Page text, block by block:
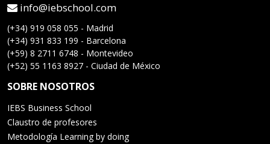
info@iebschool.com
(+34) 919 058 055 - Madrid
(+34) 931 833 199 - Barcelona
(+59) 8 2711 6748 - Montevideo
(+52) 55 1163 8927 - Ciudad de México
SOBRE NOSOTROS
IEBS Business School
Claustro de profesores
Metodología Learning by doing